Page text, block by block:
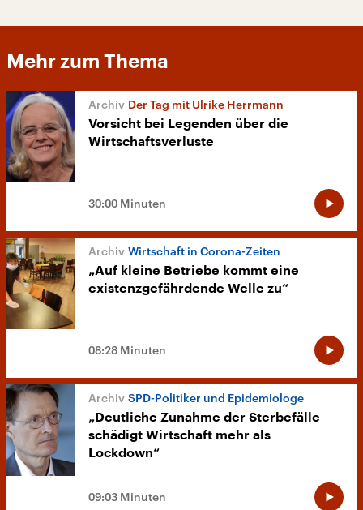
Mehr zum Thema
Der Tag mit Ulrike Herrmann
Vorsicht bei Legenden über die
Wirtschaftsverluste
30:00 Minuten
Wirtschaft in Corona-Zeiten
„Auf kleine Betriebe kommt eine
existenzgefährdende Welle zu“
08:28 Minuten
SPD-Politiker und Epidemiologe
„Deutliche Zunahme der Sterbefälle
schädigt Wirtschaft mehr als
Lockdown“
09:03 Minuten